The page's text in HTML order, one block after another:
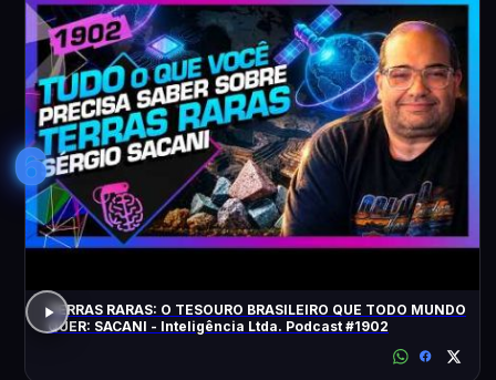
6
TERRAS RARAS: O TESOURO BRASILEIRO QUE TODO MUNDO
QUER: SACANI - Inteligência Ltda. Podcast #1902